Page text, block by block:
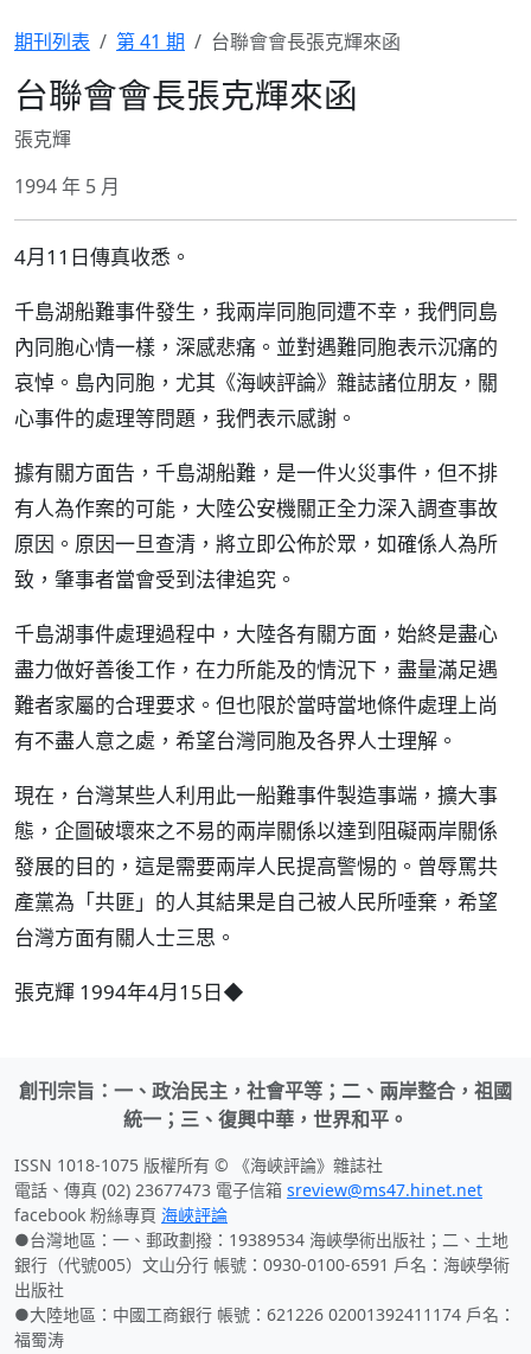
期刊列表 第 41 期 台聯會會長張克輝來函
台聯會會長張克輝來函
張克輝
1994 年 5 月
4月11日傳真收悉。
千島湖船難事件發生，我兩岸同胞同遭不幸，我們同島
內同胞心情一樣，深感悲痛。並對遇難同胞表示沉痛的
哀悼。島內同胞，尤其《海峽評論》雜誌諸位朋友，關
心事件的處理等問題，我們表示感謝。
據有關方面告，千島湖船難，是一件火災事件，但不排
有人為作案的可能，大陸公安機關正全力深入調查事故
原因。原因一旦查清，將立即公佈於眾，如確係人為所
致，肇事者當會受到法律追究。
千島湖事件處理過程中，大陸各有關方面，始終是盡心
盡力做好善後工作，在力所能及的情況下，盡量滿足遇
難者家屬的合理要求。但也限於當時當地條件處理上尚
有不盡人意之處，希望台灣同胞及各界人士理解。
現在，台灣某些人利用此一船難事件製造事端，擴大事
態，企圖破壞來之不易的兩岸關係以達到阻礙兩岸關係
發展的目的，這是需要兩岸人民提高警惕的。曾辱罵共
產黨為「共匪」的人其結果是自己被人民所唾棄，希望
台灣方面有關人士三思。
張克輝 1994年4月15日◆
創刊宗旨：一、政治民主，社會平等；二、兩岸整合，祖國
統一；三、復興中華，世界和平。
ISSN 1018-1075 版權所有 © 《海峽評論》雜誌社
電話、傳真 (02) 23677473 電子信箱 sreview@ms47.hinet.net
facebook 粉絲專頁 海峽評論
●台灣地區：一、郵政劃撥：19389534 海峽學術出版社；二、土地
銀行（代號005）文山分行 帳號：0930-0100-6591 戶名：海峽學術
出版社
●大陸地區：中國工商銀行 帳號：621226 02001392411174 戶名：
福蜀涛